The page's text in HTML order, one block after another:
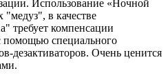
Использование «Ночной
в качестве
требует компенсации
помощью специального
дезактиваторов. Очень ценится